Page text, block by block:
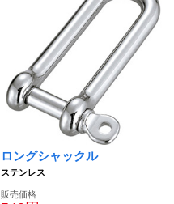
ロングシャックル
ステンレス
販売価格